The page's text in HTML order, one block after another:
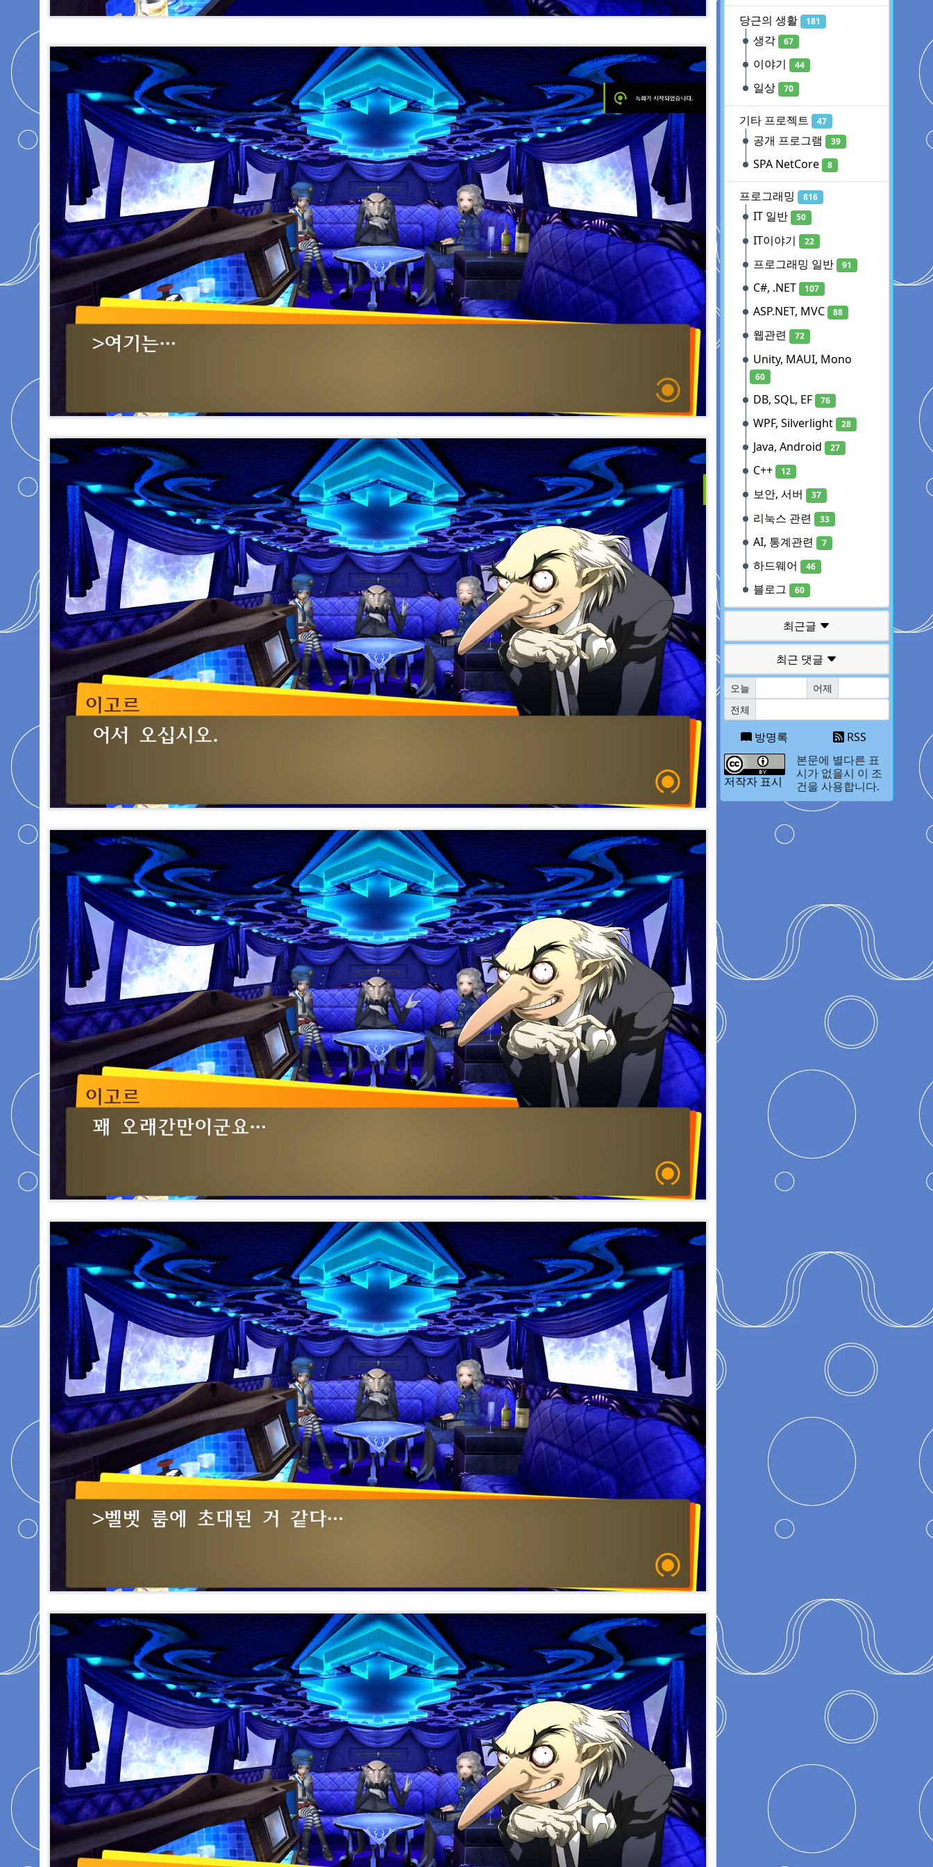
당근의 생활 181
생각 67
이야기 44
일상 70
기타 프로젝트 47
공개 프로그램 39
SPA NetCore 8
프로그래밍 816
IT 일반 50
IT이야기 22
프로그래밍 일반 91
C#, .NET 107
ASP.NET, MVC 88
웹관련 72
Unity, MAUI, Mono
60
DB, SQL, EF 76
WPF, Silverlight 28
Java, Android 27
C++ 12
보안, 서버 37
리눅스 관련 33
AI, 통계관련 7
하드웨어 46
블로그 60
최근글
최근 댓글
오늘
어제
전체
방명록 RSS
저작자 표시
본문에 별다른 표
시가 없을시 이 조
건을 사용합니다.